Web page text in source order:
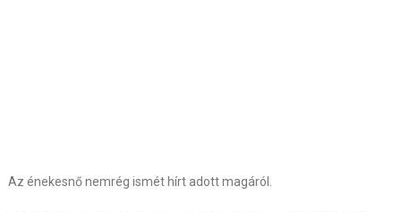
Az énekesnő nemrég ismét hírt adott magáról.